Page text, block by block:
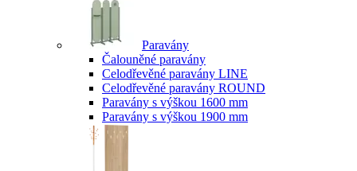
Paravány
Čalouněné paravány
Celodřevěné paravány LINE
Celodřevěné paravány ROUND
Paravány s výškou 1600 mm
Paravány s výškou 1900 mm